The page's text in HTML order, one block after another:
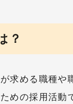
？
求める職種や
めの採用活動